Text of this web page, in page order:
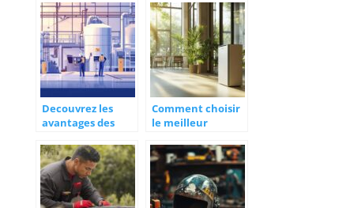
sécurité pour
votre entreprise
exploitation
agricole
Decouvrez les
avantages des
pour une
filtration
optimale
Comment choisir
le meilleur
professionnel
pour votre
entreprise